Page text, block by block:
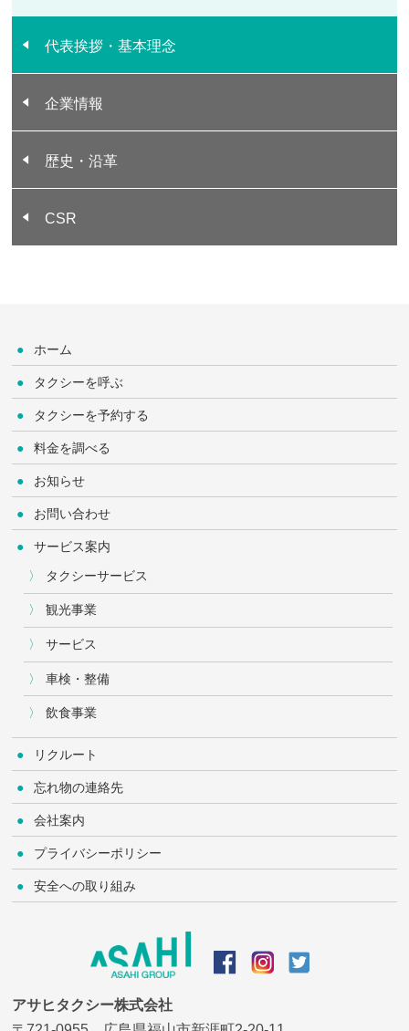
代表挨拶・基本理念
企業情報
歴史・沿革
CSR
アサヒタクシー株式会社
ホーム
タクシーを呼ぶ
タクシーを予約する
料金を調べる
お知らせ
お問い合わせ
サービス案内
タクシーサービス
観光事業
サービス
車検・整備
飲食事業
リクルート
忘れ物の連絡先
会社案内
プライバシーポリシー
安全への取り組み